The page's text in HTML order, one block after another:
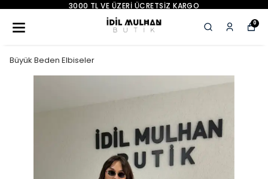
YENI SEZON ÜRÜNLER
0
Büyük Beden Elbiseler